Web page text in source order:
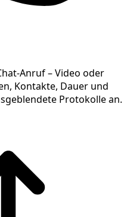
Anruf – Video oder
Kontakte, Dauer und
Protokolle an.